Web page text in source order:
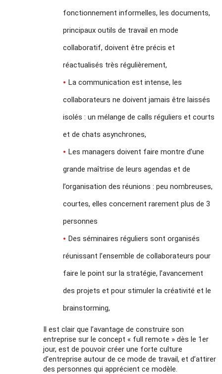
fonctionnement informelles, les documents,
principaux outils de travail en mode
collaboratif, doivent être précis et
réactualisés très régulièrement,
La communication est intense, les
collaborateurs ne doivent jamais être laissés
isolés : un mélange de calls réguliers et courts
et de chats asynchrones,
Les managers doivent faire montre d’une
grande maîtrise de leurs agendas et de
l’organisation des réunions : peu nombreuses,
courtes, elles concernent rarement plus de 3
personnes
Des séminaires réguliers sont organisés
réunissant l’ensemble de collaborateurs pour
faire le point sur la stratégie, l’avancement
des projets et pour stimuler la créativité et le
brainstorming,
Il est clair que l’avantage de construire son
entreprise sur le concept « full remote » dès le 1er
jour, est de pouvoir créer une forte culture
d’entreprise autour de ce mode de travail, et d’attirer
des personnes qui apprécient ce modèle.